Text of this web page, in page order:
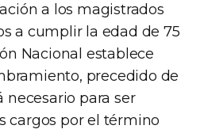
a los magistrados
a cumplir la edad de 75
Nacional establece
precedido de
necesario para ser
cargos por el término